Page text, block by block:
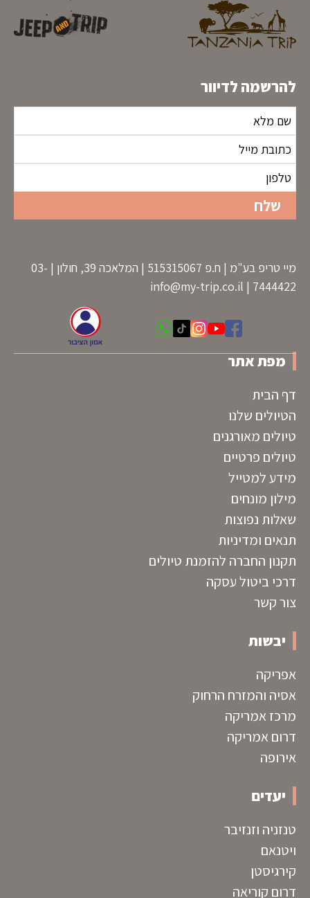
להרשמה לדיוור
מיי טריפ בע"מ | ח.פ 515315067 | המלאכה 39, חולון | 03-
7444422 |
info@my-trip.co.il
מפת אתר
דף הבית
הטיולים שלנו
טיולים מאורגנים
טיולים פרטיים
מידע למטייל
מילון מונחים
שאלות נפוצות
תנאים ומדיניות
תקנון החברה להזמנת טיולים
דרכי ביטול עסקה
צור קשר
יבשות
אפריקה
אסיה והמזרח הרחוק
מרכז אמריקה
דרום אמריקה
אירופה
יעדים
טנזניה וזנזיבר
ויטנאם
קירגיסטן
דרום קוריאה